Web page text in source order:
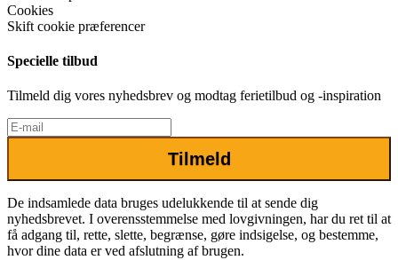
Cookies
Skift cookie præferencer
Specielle tilbud
Tilmeld dig vores nyhedsbrev og modtag ferietilbud og -inspiration
Tilmeld
De indsamlede data bruges udelukkende til at sende dig
nyhedsbrevet. I overensstemmelse med lovgivningen, har du ret til at
få adgang til, rette, slette, begrænse, gøre indsigelse, og bestemme,
hvor dine data er ved afslutning af brugen.